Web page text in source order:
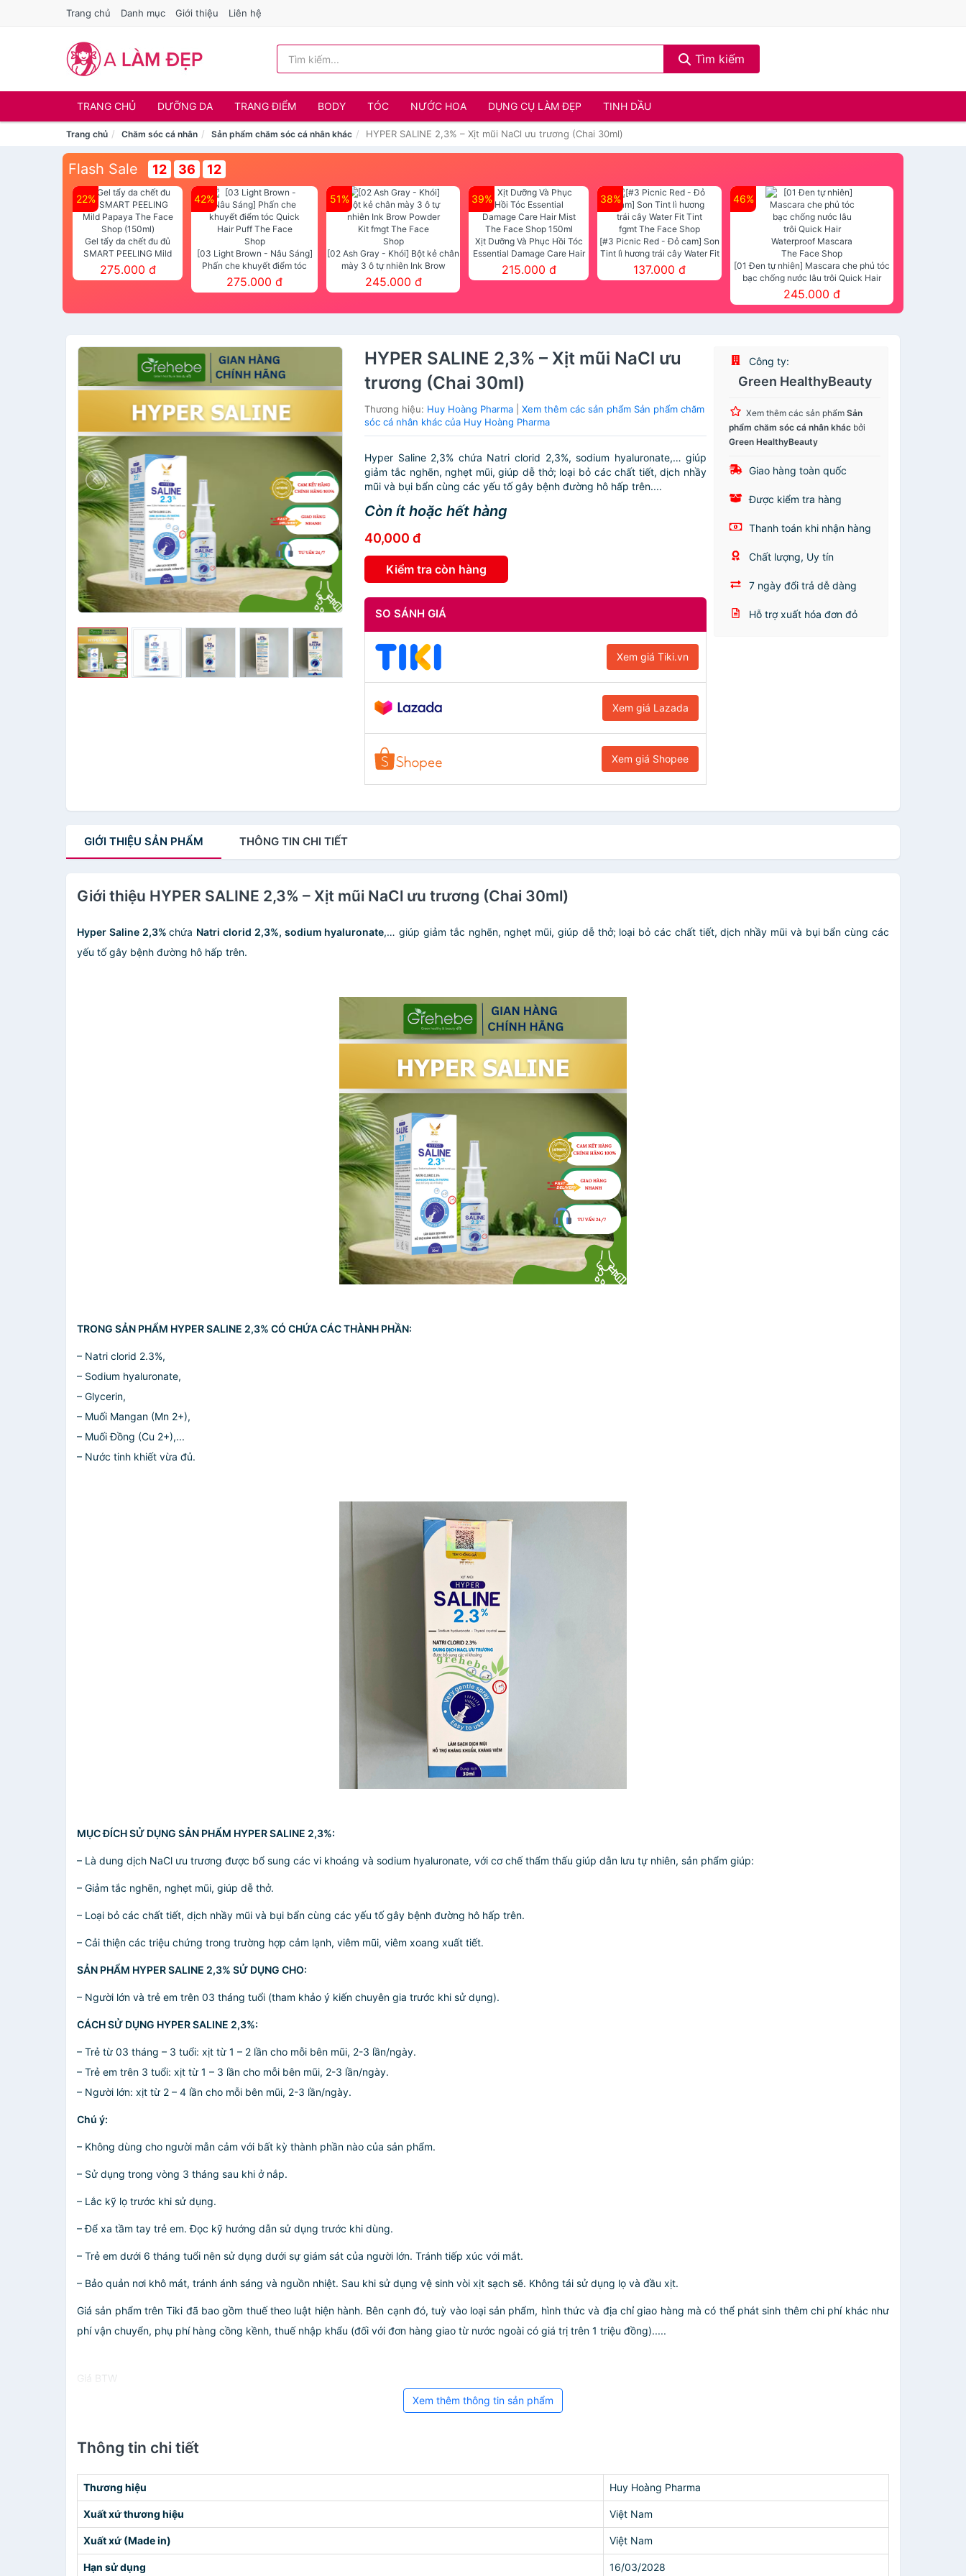
Trang chủ Danh mục Giới thiệu Liên hệ
Tìm kiếm
TRANG CHỦ DƯỠNG DA TRANG ĐIỂM BODY TÓC NƯỚC HOA DỤNG CỤ LÀM ĐẸP TINH DẦU
Trang chủ Chăm sóc cá nhân Sản phẩm chăm sóc cá nhân khác HYPER SALINE 2,3% – Xịt mũi NaCl ưu trương (Chai 30ml)
Flash Sale 12 36 11
22%
Gel tẩy da chết đu đủ
SMART PEELING Mild
Papaya The Face Shop
(150ml)
275.000 đ
42%
[03 Light Brown - Nâu Sáng]
Phấn che khuyết điểm tóc
Quick Hair Puff The Face Shop
275.000 đ
51%
[02 Ash Gray - Khói] Bột kẻ chân
mày 3 ô tự nhiên Ink Brow
Powder Kit fmgt The Face Shop
245.000 đ
39%
Xịt Dưỡng Và Phục Hồi Tóc
Essential Damage Care Hair
Mist The Face Shop 150ml
215.000 đ
38%
[#3 Picnic Red - Đỏ cam] Son
Tint lì hương trái cây Water Fit
Tint fgmt The Face Shop
137.000 đ
46%
[01 Đen tự nhiên] Mascara che phủ tóc
bạc chống nước lâu trôi Quick Hair
Waterproof Mascara The Face Shop
245.000 đ
HYPER SALINE 2,3% – Xịt mũi NaCl ưu
trương (Chai 30ml)
Thương hiệu: Huy Hoàng Pharma |Xem thêm các sản phẩm Sản phẩm chăm
sóc cá nhân khác của Huy Hoàng Pharma
Hyper Saline 2,3% chứa Natri clorid 2,3%, sodium hyaluronate,… giúp
giảm tắc nghẽn, nghẹt mũi, giúp dễ thở; loại bỏ các chất tiết, dịch nhầy
mũi và bụi bẩn cùng các yếu tố gây bệnh đường hô hấp trên....
Còn ít hoặc hết hàng
40,000 đ
Kiểm tra còn hàng
SO SÁNH GIÁ
Xem giá Tiki.vn
Xem giá Lazada
Xem giá Shopee
Công ty:
Green HealthyBeauty
Xem thêm các sản phẩmSản
phẩm chăm sóc cá nhân khác bởi
Green HealthyBeauty
Giao hàng toàn quốc
Được kiểm tra hàng
Thanh toán khi nhận hàng
Chất lượng, Uy tín
7 ngày đổi trả dễ dàng
Hỗ trợ xuất hóa đơn đỏ
GIỚI THIỆU SẢN PHẨM THÔNG TIN CHI TIẾT
Giới thiệu HYPER SALINE 2,3% – Xịt mũi NaCl ưu trương (Chai 30ml)
Hyper Saline 2,3%chứa Natri clorid 2,3%, sodium hyaluronate,… giúp giảm tắc nghẽn, nghẹt mũi, giúp dễ thở; loại bỏ các chất tiết, dịch nhầy mũi và bụi bẩn cùng các
yếu tố gây bệnh đường hô hấp trên.
TRONG SẢN PHẨM HYPER SALINE 2,3% CÓ CHỨA CÁC THÀNH PHẦN:
– Natri clorid 2.3%,
– Sodium hyaluronate,
– Glycerin,
– Muối Mangan (Mn 2+),
– Muối Đồng (Cu 2+),...
– Nước tinh khiết vừa đủ.
MỤC ĐÍCH SỬ DỤNG SẢN PHẨM HYPER SALINE 2,3%:
– Là dung dịch NaCl ưu trương được bổ sung các vi khoáng và sodium hyaluronate, với cơ chế thẩm thấu giúp dẫn lưu tự nhiên, sản phẩm giúp:
– Giảm tắc nghẽn, nghẹt mũi, giúp dễ thở.
– Loại bỏ các chất tiết, dịch nhầy mũi và bụi bẩn cùng các yếu tố gây bệnh đường hô hấp trên.
– Cải thiện các triệu chứng trong trường hợp cảm lạnh, viêm mũi, viêm xoang xuất tiết.
SẢN PHẨM HYPER SALINE 2,3% SỬ DỤNG CHO:
– Người lớn và trẻ em trên 03 tháng tuổi (tham khảo ý kiến chuyên gia trước khi sử dụng).
CÁCH SỬ DỤNG HYPER SALINE 2,3%:
– Trẻ từ 03 tháng – 3 tuổi: xịt từ 1 – 2 lần cho mỗi bên mũi, 2-3 lần/ngày.
– Trẻ em trên 3 tuổi: xịt từ 1 – 3 lần cho mỗi bên mũi, 2-3 lần/ngày.
– Người lớn: xịt từ 2 – 4 lần cho mỗi bên mũi, 2-3 lần/ngày.
Chú ý:
– Không dùng cho người mẫn cảm với bất kỳ thành phần nào của sản phẩm.
– Sử dụng trong vòng 3 tháng sau khi ở nắp.
– Lắc kỹ lọ trước khi sử dụng.
– Để xa tầm tay trẻ em. Đọc kỹ hướng dẫn sử dụng trước khi dùng.
– Trẻ em dưới 6 tháng tuổi nên sử dụng dưới sự giám sát của người lớn. Tránh tiếp xúc với mắt.
– Bảo quản nơi khô mát, tránh ánh sáng và nguồn nhiệt. Sau khi sử dụng vệ sinh vòi xịt sạch sẽ. Không tái sử dụng lọ và đầu xịt.
Giá sản phẩm trên Tiki đã bao gồm thuế theo luật hiện hành. Bên cạnh đó, tuỳ vào loại sản phẩm, hình thức và địa chỉ giao hàng mà có thể phát sinh thêm chi phí khác như
phí vận chuyển, phụ phí hàng cồng kềnh, thuế nhập khẩu (đối với đơn hàng giao từ nước ngoài có giá trị trên 1 triệu đồng).....
Giá BTW
Xem thêm thông tin sản phẩm
Thông tin chi tiết
Thương hiệu Huy Hoàng Pharma
Xuất xứ thương hiệu Việt Nam
Xuất xứ (Made in) Việt Nam
Hạn sử dụng 16/03/2028